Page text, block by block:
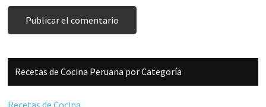
Barra
lateral
Recetas de Cocina Peruana por Categoría
Recetas de Cocina